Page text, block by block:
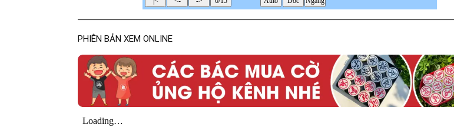
PHIÊN BẢN XEM ONLINE